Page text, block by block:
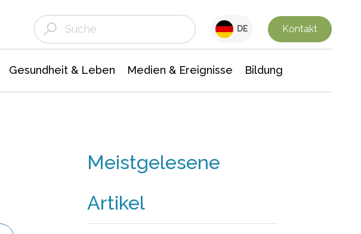
DE Kontakt
Gesundheit & Leben Medien & Ereignisse Bildung
Meistgelesene
Artikel